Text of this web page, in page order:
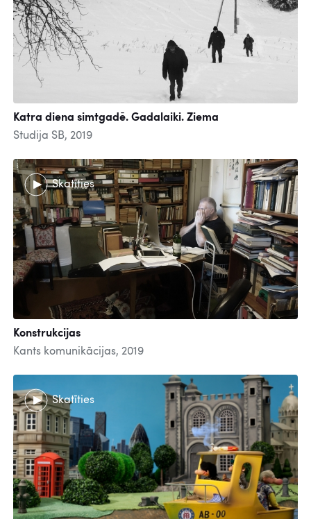
Katra diena simtgadē. Gadalaiki. Ziema
Studija SB, 2019
Skatīties
Konstrukcijas
Kants komunikācijas, 2019
Skatīties